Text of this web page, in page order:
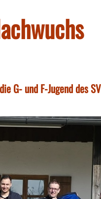
G- und F-Jugend des SV